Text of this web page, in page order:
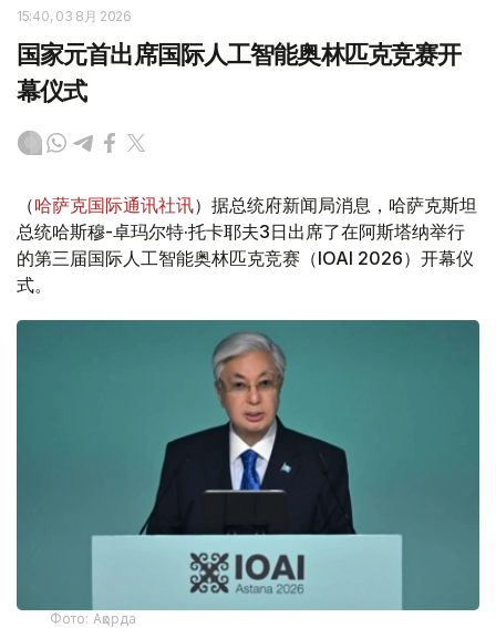
15:40, 03 8月 2026
国家元首出席国际人工智能奥林匹克竞赛开
幕仪式
（哈萨克国际通讯社讯）据总统府新闻局消息，哈萨克斯坦
总统哈斯穆-卓玛尔特·托卡耶夫3日出席了在阿斯塔纳举行
的第三届国际人工智能奥林匹克竞赛（IOAI 2026）开幕仪
式。
Фото: Ақорда